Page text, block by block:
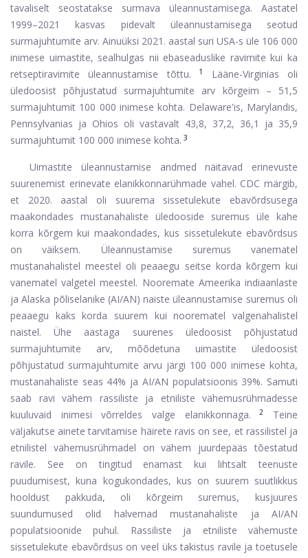
tavaliselt seostatakse surmava üleannustamisega. Aastatel
1999–2021 kasvas pidevalt üleannustamisega seotud
surmajuhtumite arv. Ainuüksi 2021. aastal suri USA-s üle 106 000
inimese uimastite, sealhulgas nii ebaseaduslike ravimite kui ka
retseptiravimite üleannustamise tõttu. 1
Lääne-Virginias oli
üledoosist põhjustatud surmajuhtumite arv kõrgeim – 51,5
surmajuhtumit 100 000 inimese kohta. Delaware'is, Marylandis,
Pennsylvanias ja Ohios oli vastavalt 43,8, 37,2, 36,1 ja 35,9
surmajuhtumit 100 000 inimese kohta. 3
Uimastite üleannustamise andmed näitavad erinevuste
suurenemist erinevate elanikkonnarühmade vahel. CDC märgib,
et 2020. aastal oli suurema sissetulekute ebavõrdsusega
maakondades mustanahaliste üledooside suremus üle kahe
korra kõrgem kui maakondades, kus sissetulekute ebavõrdsus
on väiksem. Üleannustamise suremus vanematel
mustanahalistel meestel oli peaaegu seitse korda kõrgem kui
vanematel valgetel meestel. Nooremate Ameerika indiaanlaste
ja Alaska põliselanike (AI/AN) naiste üleannustamise suremus oli
peaaegu kaks korda suurem kui noorematel valgenahalistel
naistel. Ühe aastaga suurenes üledoosist põhjustatud
surmajuhtumite arv, mõõdetuna uimastite üledoosist
põhjustatud surmajuhtumite arvu järgi 100 000 inimese kohta,
mustanahaliste seas 44% ja AI/AN populatsioonis 39%. Samuti
saab ravi vähem rassiliste ja etniliste vähemusrühmadesse
kuuluvaid inimesi võrreldes valge elanikkonnaga. 2
Teine
väljakutse ainete tarvitamise häirete ravis on see, et rassilistel ja
etnilistel vähemusrühmadel on vähem juurdepääs tõestatud
ravile. See on tingitud enamast kui lihtsalt teenuste
puudumisest, kuna kogukondades, kus on suurem suutlikkus
hooldust pakkuda, oli kõrgeim suremus, kusjuures
suundumused olid halvemad mustanahaliste ja AI/AN
populatsioonide puhul. Rassiliste ja etniliste vähemuste
sissetulekute ebavõrdsus on veel üks takistus ravile ja toetusele